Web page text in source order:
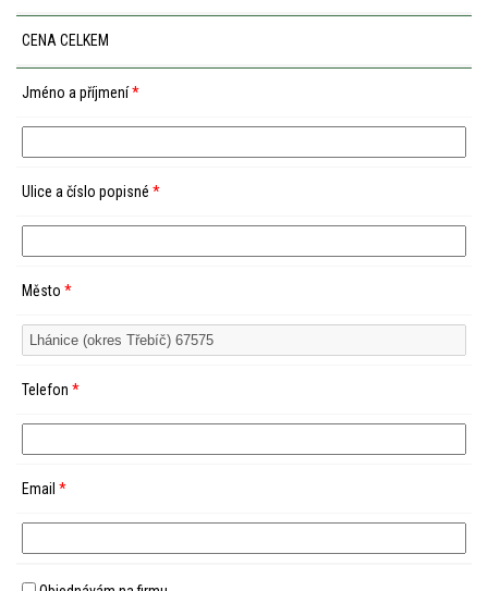
CENA CELKEM
Jméno a příjmení*
Ulice a číslo popisné *
Město *
Telefon *
Email *